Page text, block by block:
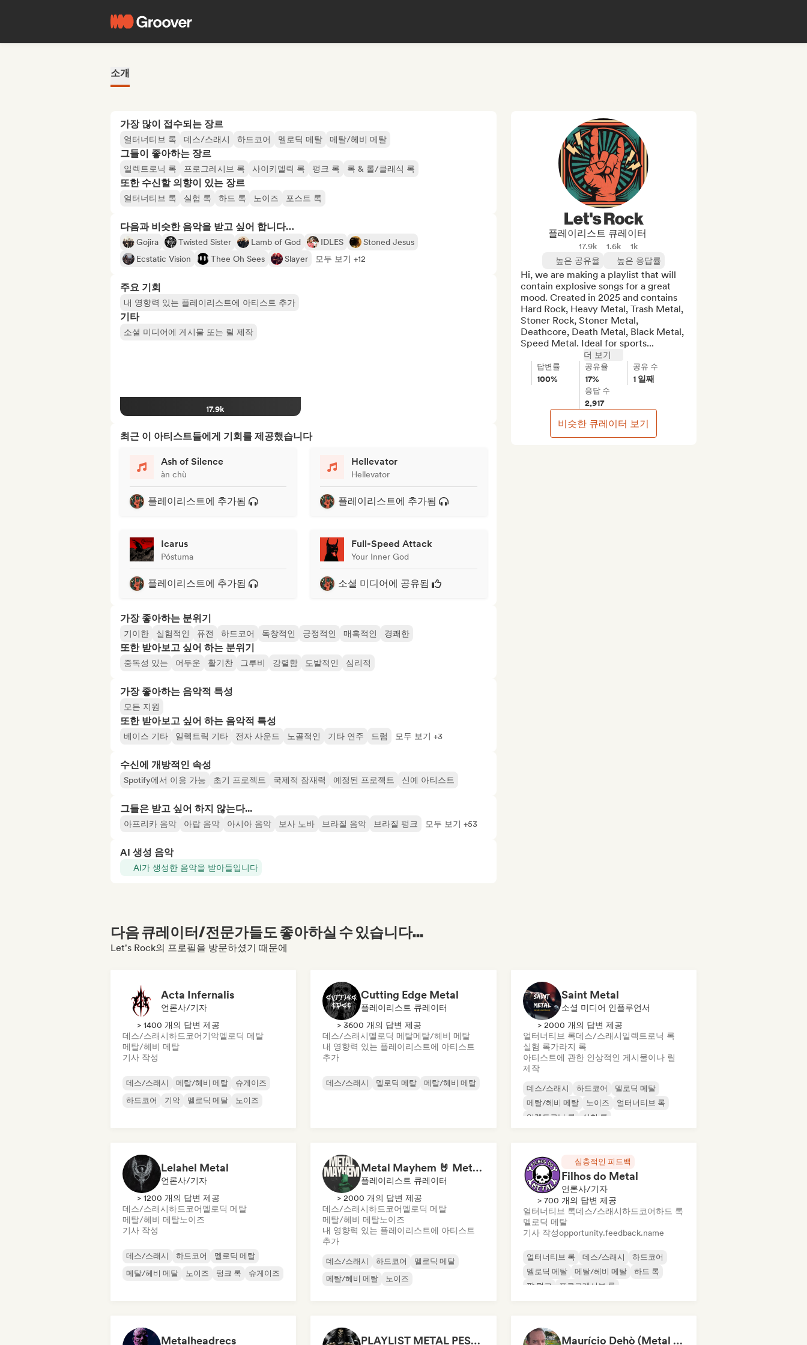
소개
가장 많이 접수되는 장르
얼터너티브 록 데스/스래시 하드코어 멜로딕 메탈 메탈/헤비 메탈
그들이 좋아하는 장르
일렉트로닉 록 프로그레시브 록 사이키델릭 록 펑크 록 록 & 롤/클래식 록
또한 수신할 의향이 있는 장르
얼터너티브 록 실험 록 하드 록 노이즈 포스트 록
다음과 비슷한 음악을 받고 싶어 합니다…
Gojira Twisted Sister Lamb of God IDLES
Stoned Jesus
Ecstatic Vision
Thee Oh Sees Slayer 모두 보기 +12
주요 기회
내 영향력 있는 플레이리스트에 아티스트 추가
기타
소셜 미디어에 게시물 또는 릴 제작
17.9k
최근 이 아티스트들에게 기회를 제공했습니다
Ash of Silence
àn chù
플레이리스트에 추가됨
Hellevator
Hellevator
플레이리스트에 추가됨
Icarus
Póstuma
플레이리스트에 추가됨
Full-Speed Attack
Your Inner God
소셜 미디어에 공유됨
가장 좋아하는 분위기
기이한 실험적인 퓨전 하드코어 독창적인 긍정적인 매혹적인 경쾌한
또한 받아보고 싶어 하는 분위기
중독성 있는 어두운 활기찬 그루비 강렬함 도발적인 심리적
가장 좋아하는 음악적 특성
모든 지원
또한 받아보고 싶어 하는 음악적 특성
베이스 기타 일렉트릭 기타 전자 사운드 노골적인 기타 연주 드럼 모두 보기 +3
수신에 개방적인 속성
Spotify에서 이용 가능 초기 프로젝트 국제적 잠재력 예정된 프로젝트 신예 아티스트
그들은 받고 싶어 하지 않는다...
아프리카 음악 아랍 음악 아시아 음악 보사 노바 브라질 음악 브라질 펑크 모두 보기 +53
AI 생성 음악
AI가 생성한 음악을 받아들입니다
Let's Rock
플레이리스트 큐레이터
17.9k 1.6k
1k
높은 공유율
높은 응답률
Hi, we are making a playlist that will
contain explosive songs for a great
mood. Created in 2025 and contains
Hard Rock, Heavy Metal, Trash Metal,
Stoner Rock, Stoner Metal,
Deathcore, Death Metal, Black Metal,
Speed Metal. Ideal for sports...
더 보기
답변률
100%
공유율
17%
공유 수
1 일째
응답 수
2,917
비슷한 큐레이터 보기
다음 큐레이터/전문가들도 좋아하실 수 있습니다...
Let's Rock의 프로필을 방문하셨기 때문에
Acta Infernalis
언론사/기자
> 1400 개의 답변 제공
데스/스래시하드코어기악멜로딕 메탈
메탈/헤비 메탈
기사 작성
데스/스래시 메탈/헤비 메탈
슈게이즈
하드코어
기악 멜로딕 메탈 노이즈
Cutting Edge Metal
플레이리스트 큐레이터
> 3600 개의 답변 제공
데스/스래시멜로딕 메탈메탈/헤비 메탈
내 영향력 있는 플레이리스트에 아티스트
추가
데스/스래시 멜로딕 메탈 메탈/헤비 메탈
Saint Metal
소셜 미디어 인플루언서
> 2000 개의 답변 제공
얼터너티브 록데스/스래시일렉트로닉 록
실험 록가라지 록
아티스트에 관한 인상적인 게시물이나 릴
제작
데스/스래시 하드코어
멜로딕 메탈
메탈/헤비 메탈
노이즈
얼터너티브 록
일렉트로닉 록
실험 록
Lelahel Metal
언론사/기자
> 1200 개의 답변 제공
데스/스래시하드코어멜로딕 메탈
메탈/헤비 메탈노이즈
기사 작성
데스/스래시 하드코어
멜로딕 메탈
메탈/헤비 메탈
노이즈 펑크 록 슈게이즈
Metal Mayhem 🤘 Metalcore, Deathcore & Progressive Metal
플레이리스트 큐레이터
> 2000 개의 답변 제공
데스/스래시하드코어멜로딕 메탈
메탈/헤비 메탈노이즈
내 영향력 있는 플레이리스트에 아티스트
추가
데스/스래시 하드코어
멜로딕 메탈
메탈/헤비 메탈
노이즈
심층적인 피드백
Filhos do Metal
언론사/기자
> 700 개의 답변 제공
얼터너티브 록데스/스래시하드코어하드 록
멜로딕 메탈
기사 작성opportunity.feedback.name
얼터너티브 록 데스/스래시
하드코어
멜로딕 메탈
메탈/헤비 메탈
하드 록
팝 펑크
프로그레시브 록
Metalheadrecs PLAYLIST METAL PESADO Maurício Dehò (Metal Mau)